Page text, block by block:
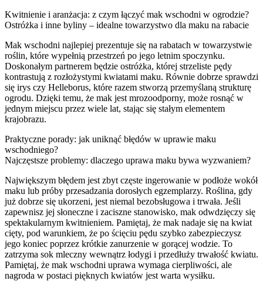
Kwitnienie i aranżacja: z czym łączyć mak wschodni w ogrodzie?
Ostróżka i inne byliny – idealne towarzystwo dla maku na rabacie
Mak wschodni najlepiej prezentuje się na rabatach w towarzystwie
roślin, które wypełnią przestrzeń po jego letnim spoczynku.
Doskonałym partnerem będzie ostróżka, której strzeliste pędy
kontrastują z rozłożystymi kwiatami maku. Równie dobrze sprawdzi
się irys czy Helleborus, które razem stworzą przemyślaną strukturę
ogrodu. Dzięki temu, że mak jest mrozoodporny, może rosnąć w
jednym miejscu przez wiele lat, stając się stałym elementem
krajobrazu.
Praktyczne porady: jak uniknąć błędów w uprawie maku
wschodniego?
Najczęstsze problemy: dlaczego uprawa maku bywa wyzwaniem?
Największym błędem jest zbyt częste ingerowanie w podłoże wokół
maku lub próby przesadzania dorosłych egzemplarzy. Roślina, gdy
już dobrze się ukorzeni, jest niemal bezobsługowa i trwała. Jeśli
zapewnisz jej słoneczne i zaciszne stanowisko, mak odwdzięczy się
spektakularnym kwitnieniem. Pamiętaj, że mak nadaje się na kwiat
cięty, pod warunkiem, że po ścięciu pędu szybko zabezpieczysz
jego koniec poprzez krótkie zanurzenie w gorącej wodzie. To
zatrzyma sok mleczny wewnątrz łodygi i przedłuży trwałość kwiatu.
Pamiętaj, że mak wschodni uprawa wymaga cierpliwości, ale
nagroda w postaci pięknych kwiatów jest warta wysiłku.